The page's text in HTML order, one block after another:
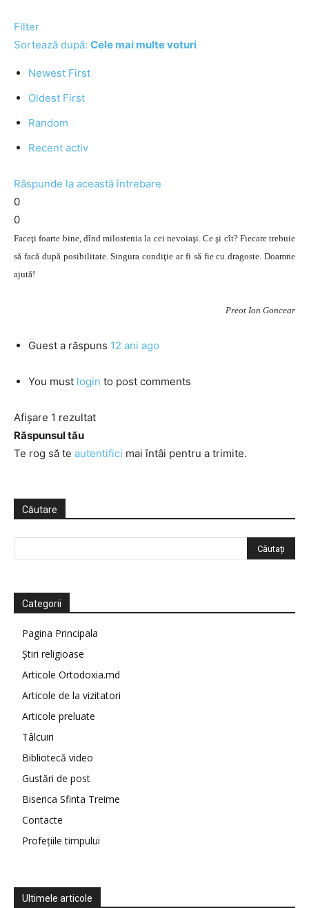
Filter
Sortează după: Cele mai multe voturi
Newest First
Oldest First
Random
Recent activ
Răspunde la această întrebare
0
0
Faceţi foarte bine, dînd milostenia la cei nevoiaşi. Ce şi cît? Fiecare trebuie
să facă după posibilitate. Singura condiţie ar fi să fie cu dragoste. Doamne
ajută!
Preot Ion Goncear
Guest a răspuns 12 ani ago
You must login to post comments
Afișare 1 rezultat
Răspunsul tău
Te rog să te autentifici mai întâi pentru a trimite.
Căutare
Categorii
Pagina Principala
Știri religioase
Articole Ortodoxia.md
Articole de la vizitatori
Articole preluate
Tâlcuiri
Bibliotecă video
Gustări de post
Biserica Sfinta Treime
Contacte
Profețiile timpului
Ultimele articole